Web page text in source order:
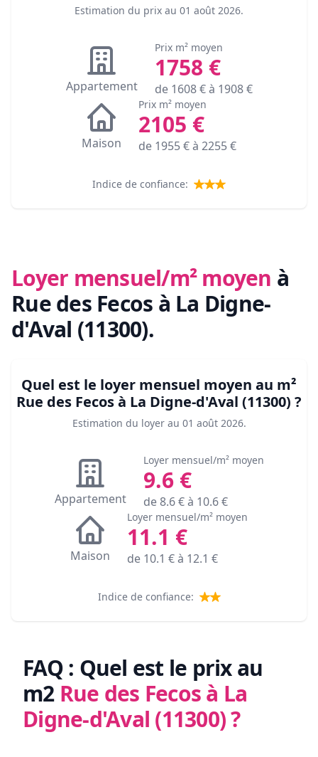
Estimation du prix au 01 août 2026.
Appartement
Prix m² moyen
1758 €
de 1608€ à 1908€
Maison
Prix m² moyen
2105 €
de 1955€ à 2255€
Indice de confiance:
Loyer mensuel/m² moyen à
Rue des Fecos à La Digne-
d'Aval (11300).
Quel est le loyer mensuel moyen au m²
Rue des Fecos à La Digne-d'Aval (11300) ?
Estimation du loyer au 01 août 2026.
Appartement
Loyer mensuel/m² moyen
9.6€
de8.6€ à 10.6€
Maison
Loyer mensuel/m² moyen
11.1 €
de 10.1 € à 12.1 €
Indice de confiance:
FAQ : Quel est le prix au
m2 Rue des Fecos à La
Digne-d'Aval (11300)?